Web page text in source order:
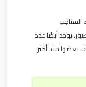
السناجب
يوجد أيضًا عدد
، بعضها منذ أكثر